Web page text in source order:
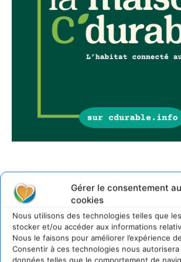
Gérer le consentement
cookies
Nous utilisons des technologies telles que
stocker et/ou accéder aux informations
Nous le faisons pour améliorer l’expérience
Consentir à ces technologies nous
données telles que le comportement de
Sur
Comment le sol français a perdu sa
hydrique et déréglé tout le
2 août 2026
Développer notre attention aux